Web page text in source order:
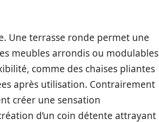
Une terrasse ronde permet une
meubles arrondis ou modulables
comme des chaises pliantes
après utilisation. Contrairement
créer une sensation
d’un coin détente attrayant